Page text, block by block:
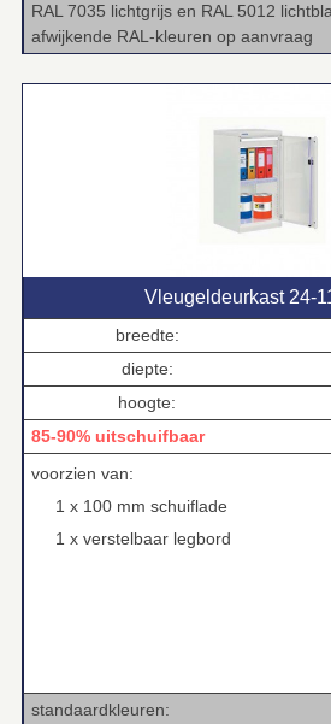
RAL 7035 lichtgrijs en RAL 5012
afwijkende RAL‑kleuren op aanvraag
Vleugeldeurkast
breedte:
diepte:
hoogte:
85-90% uitschuifbaar
voorzien van:
1 x 100 mm schuiflade
1 x verstelbaar legbord
standaardkleuren: